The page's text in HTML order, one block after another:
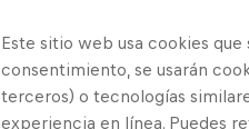
Este sitio web usa cookies
consentimiento, se usarán
terceros) o tecnologías
experiencia en línea. Puedes